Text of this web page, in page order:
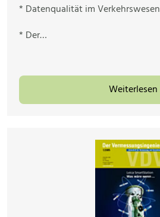
* Datenqualität im Verkehrswesen
* Der…
Weiterlesen